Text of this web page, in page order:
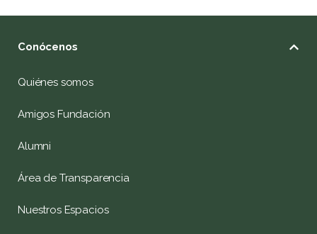
Conócenos
Quiénes somos
Amigos Fundación
Alumni
Área de Transparencia
Nuestros Espacios